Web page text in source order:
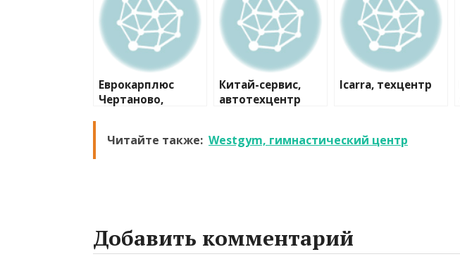
Еврокарплюс
Чертаново,
Китай-сервис,
автотехцентр
Icarra, техцентр
Читайте также: Westgym, гимнастический центр
Добавить комментарий